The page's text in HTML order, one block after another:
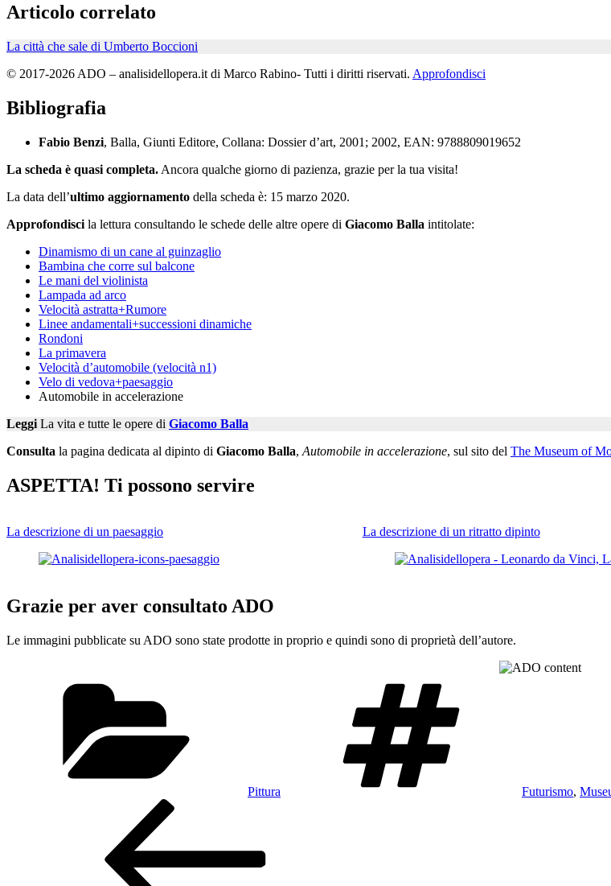
Articolo correlato
La città che sale di Umberto Boccioni
© 2017-2026 ADO – analisidellopera.it di Marco Rabino- Tutti i diritti riservati. Approfondisci
Bibliografia
Fabio Benzi, Balla, Giunti Editore, Collana: Dossier d’art, 2001; 2002, EAN: 9788809019652
La scheda è quasi completa. Ancora qualche giorno di pazienza, grazie per la tua visita!
La data dell’ultimo aggiornamento della scheda è: 15 marzo 2020.
Approfondisci la lettura consultando le schede delle altre opere di Giacomo Balla intitolate:
Dinamismo di un cane al guinzaglio
Bambina che corre sul balcone
Le mani del violinista
Lampada ad arco
Velocità astratta+Rumore
Linee andamentali+successioni dinamiche
Rondoni
La primavera
Velocità d’automobile (velocità n1)
Velo di vedova+paesaggio
Automobile in accelerazione
Leggi La vita e tutte le opere di Giacomo Balla
Consulta la pagina dedicata al dipinto di Giacomo Balla, Automobile in accelerazione, sul sito del The Museum of
ASPETTA! Ti possono servire
La descrizione di un paesaggio La descrizione di un ritratto dipinto
Grazie per aver consultato ADO
Le immagini pubblicate su ADO sono state prodotte in proprio e quindi sono di proprietà dell’autore.
Pittura Futurismo,